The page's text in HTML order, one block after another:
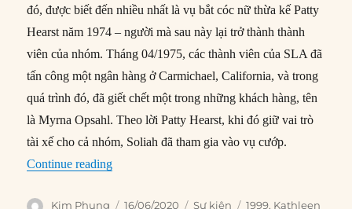
đó, được biết đến nhiều nhất là vụ bắt cóc nữ thừa kế Patty
Hearst năm 1974 – người mà sau này lại trở thành thành
viên của nhóm. Tháng 04/1975, các thành viên của SLA đã
tấn công một ngân hàng ở Carmichael, California, và trong
quá trình đó, đã giết chết một trong những khách hàng, tên
là Myrna Opsahl. Theo lời Patty Hearst, khi đó giữ vai trò
tài xế cho cả nhóm, Soliah đã tham gia vào vụ cướp.
Continue reading“16/06/1999: Thành viên SLA bị bắt sau hơn
Author
Kim Phụng
Posted
16/06/2020 Categories
Sự kiện Tags
1999, Kathleen